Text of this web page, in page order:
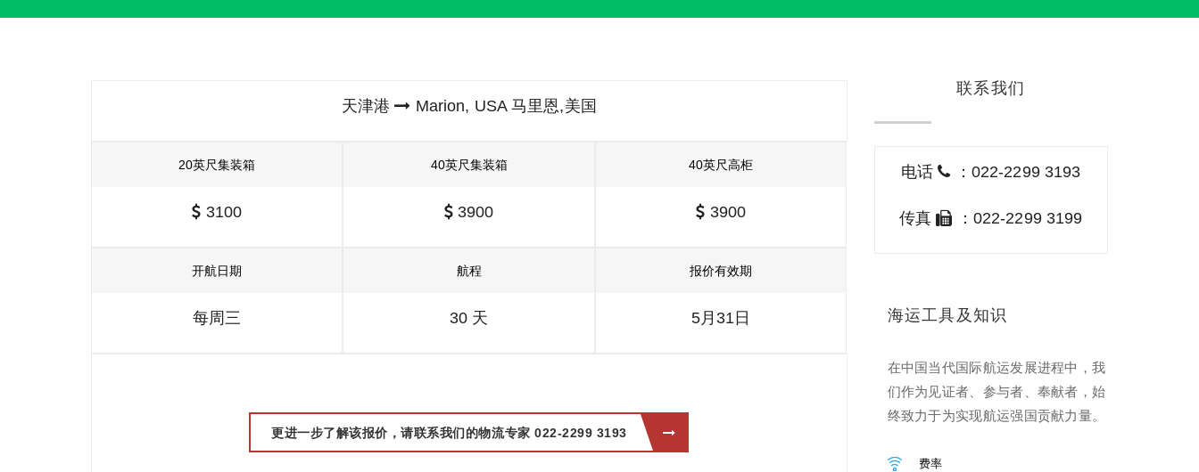
天津港 Marion, USA 马里恩,美国
20英尺集装箱
3100
40英尺集装箱
3900
40英尺高柜
3900
开航日期
每周三
航程
30 天
报价有效期
5月31日
更进一步了解该报价，请联系我们的物流专家 022-2299 3193
联系我们
电话 ：022-2299 3193
传真 ：022-2299 3199
海运工具及知识
在中国当代国际航运发展进程中，我
们作为见证者、参与者、奉献者，始
终致力于为实现航运强国贡献力量。
费率